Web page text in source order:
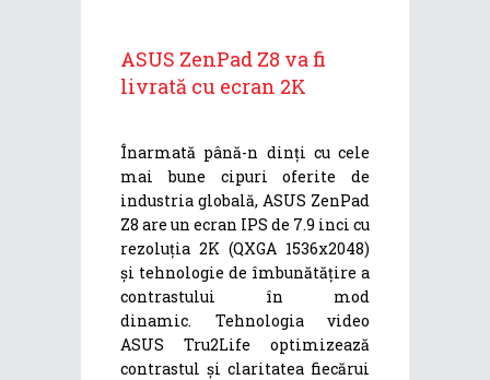
ASUS ZenPad Z8 va fi
livrată cu ecran 2K
Înarmată până-n dinți cu cele
mai bune cipuri oferite de
industria globală, ASUS ZenPad
Z8 are un ecran IPS de 7.9 inci cu
rezoluția 2K (QXGA 1536x2048)
și tehnologie de îmbunătățire a
contrastului în mod
dinamic. Tehnologia video
ASUS Tru2Life optimizează
contrastul și claritatea fiecărui